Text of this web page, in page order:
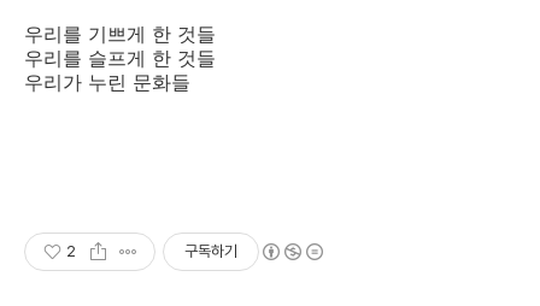
우리를 기쁘게 한 것들
우리를 슬프게 한 것들
우리가 누린 문화들
2 구독하기